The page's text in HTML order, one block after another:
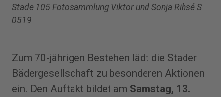
Stade 105 Fotosammlung Viktor und Sonja Rihsé S
0519
Zum 70-jährigen Bestehen lädt die Stader
Bädergesellschaft zu besonderen Aktionen
ein. Den Auftakt bildet am Samstag, 13.